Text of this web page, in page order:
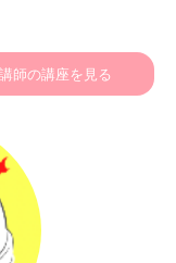
トレス管理とセル
グなど腸脳活性
師の講座を見る